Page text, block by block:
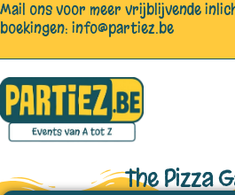
Mail ons voor meer vrijblijvende
boekingen: info@partiez.be
The Pizza